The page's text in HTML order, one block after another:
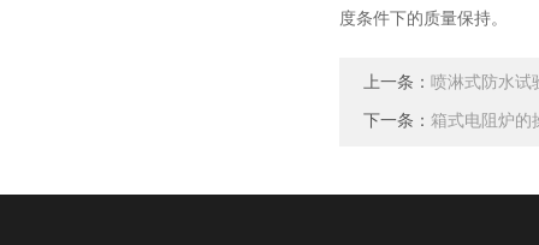
度条件下的质量保持。
上一条： 喷淋式防水试
下一条： 箱式电阻炉的